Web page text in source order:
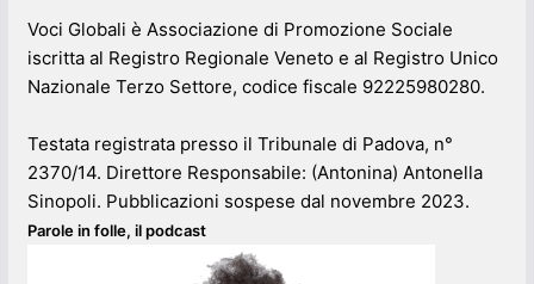
Voci Globali è Associazione di Promozione Sociale
iscritta al Registro Regionale Veneto e al Registro Unico
Nazionale Terzo Settore, codice fiscale 92225980280.
Testata registrata presso il Tribunale di Padova, n°
2370/14. Direttore Responsabile: (Antonina) Antonella
Sinopoli. Pubblicazioni sospese dal novembre 2023.
Parole in folle, il podcast